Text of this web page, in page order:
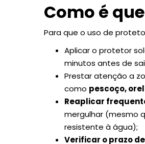
Como é
Para que o uso de
Aplicar o protetor
minutos antes de
Prestar atenção a
como pescoço,
Reaplicar
mergulhar (mesmo
resistente à água);
Verificar o prazo